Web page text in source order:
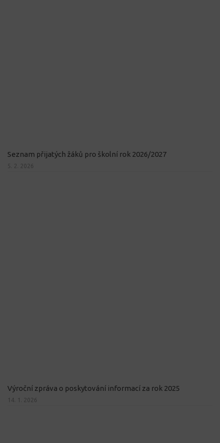
Seznam přijatých žáků pro školní rok 2026/2027
5. 2. 2026
Výroční zpráva o poskytování informací za rok 2025
14. 1. 2026